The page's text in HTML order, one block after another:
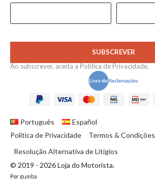
SUBSCREVER
Ao subscrever, aceita a Política de Privacidade.
© 2019 - 2026 Loja do Motorista.
Por gumba
Português
Español
Política de Privacidade
Termos & Condições
Resolução Alternativa de Litígios